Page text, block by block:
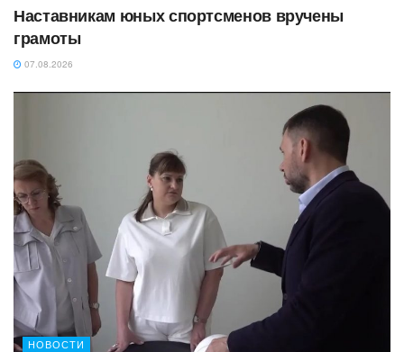
Наставникам юных спортсменов вручены
грамоты
07.08.2026
НОВОСТИ